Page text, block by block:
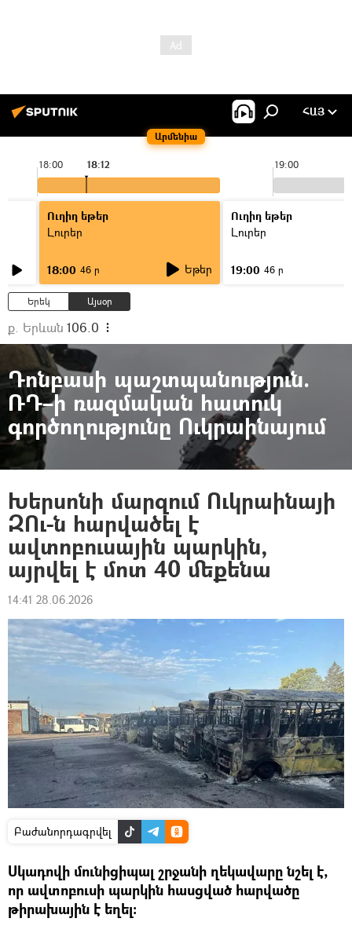
Արմենիա
ՀԱՅ
18:00 19:00
18:12
Ուղիղ եթեր
Լուրեր
18:00 46 ր Եթեր
Ուղիղ եթեր
Լուրեր
19:00 46 ր
Երեկ Այսօր
ք. Երևան 106.0
Դոնբասի պաշտպանություն.
ՌԴ–ի ռազմական հատուկ
գործողությունը Ուկրաինայում
Խերսոնի մարզում Ուկրաինայի
ԶՈւ-ն հարվածել է
ավտոբուսային պարկին,
այրվել է մոտ 40 մեքենա
14:41 28.06.2026
Բաժանորդագրվել
Սկադովի մունիցիպալ շրջանի ղեկավարը նշել է,
որ ավտոբուսի պարկին հասցված հարվածը
թիրախային է եղել։